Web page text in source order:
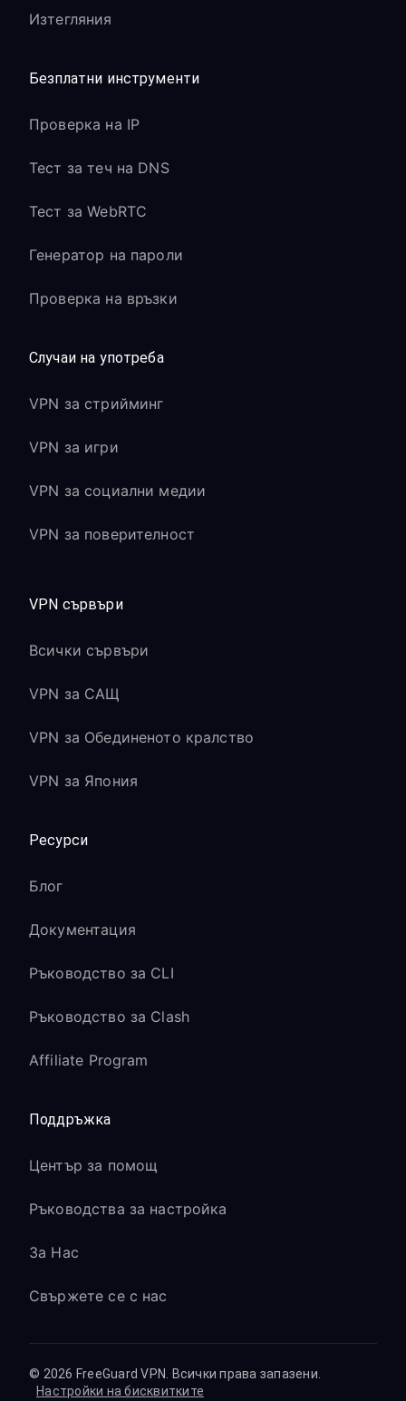
Изтегляния
Безплатни инструменти
Проверка на IP
Тест за теч на DNS
Тест за WebRTC
Генератор на пароли
Проверка на връзки
Случаи на употреба
VPN за стрийминг
VPN за игри
VPN за социални медии
VPN за поверителност
VPN сървъри
Всички сървъри
VPN за САЩ
VPN за Обединеното кралство
VPN за Япония
Ресурси
Блог
Документация
Ръководство за CLI
Ръководство за Clash
Affiliate Program
Поддръжка
Център за помощ
Ръководства за настройка
За Нас
Свържете се с нас
© 2026 FreeGuard VPN. Всички права запазени.
Настройки на бисквитките